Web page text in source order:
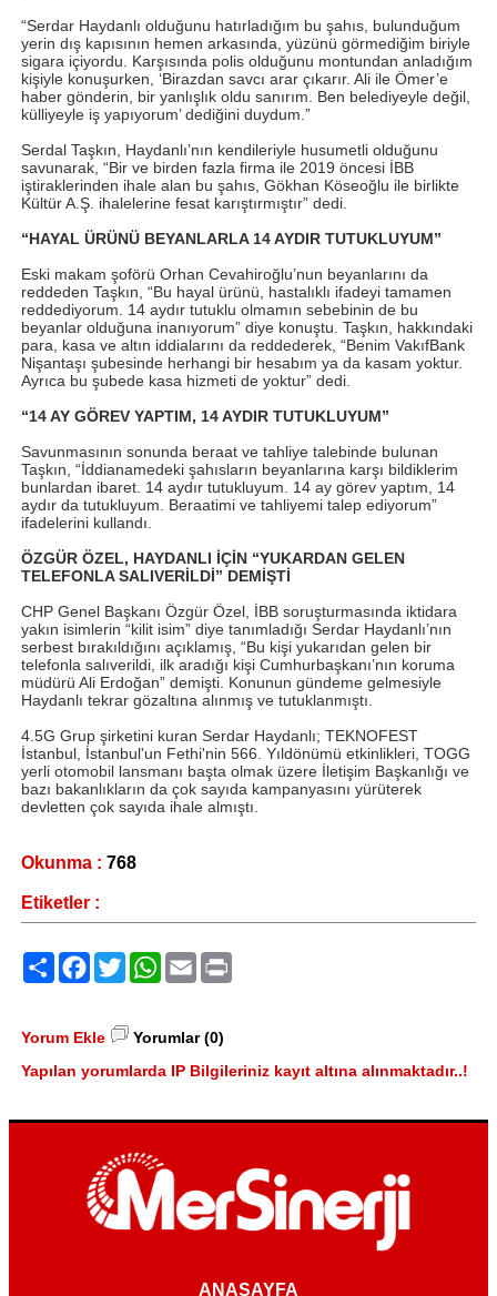
“Serdar Haydanlı olduğunu hatırladığım bu şahıs, bulunduğum
yerin dış kapısının hemen arkasında, yüzünü görmediğim biriyle
sigara içiyordu. Karşısında polis olduğunu montundan anladığım
kişiyle konuşurken, ‘Birazdan savcı arar çıkarır. Ali ile Ömer’e
haber gönderin, bir yanlışlık oldu sanırım. Ben belediyeyle değil,
külliyeyle iş yapıyorum’ dediğini duydum.”
Serdal Taşkın, Haydanlı’nın kendileriyle husumetli olduğunu
savunarak, “Bir ve birden fazla firma ile 2019 öncesi İBB
iştiraklerinden ihale alan bu şahıs, Gökhan Köseoğlu ile birlikte
Kültür A.Ş. ihalelerine fesat karıştırmıştır” dedi.
“HAYAL ÜRÜNÜ BEYANLARLA 14 AYDIR TUTUKLUYUM”
Eski makam şoförü Orhan Cevahiroğlu’nun beyanlarını da
reddeden Taşkın, “Bu hayal ürünü, hastalıklı ifadeyi tamamen
reddediyorum. 14 aydır tutuklu olmamın sebebinin de bu
beyanlar olduğuna inanıyorum” diye konuştu. Taşkın, hakkındaki
para, kasa ve altın iddialarını da reddederek, “Benim VakıfBank
Nişantaşı şubesinde herhangi bir hesabım ya da kasam yoktur.
Ayrıca bu şubede kasa hizmeti de yoktur” dedi.
“14 AY GÖREV YAPTIM, 14 AYDIR TUTUKLUYUM”
Savunmasının sonunda beraat ve tahliye talebinde bulunan
Taşkın, “İddianamedeki şahısların beyanlarına karşı bildiklerim
bunlardan ibaret. 14 aydır tutukluyum. 14 ay görev yaptım, 14
aydır da tutukluyum. Beraatimi ve tahliyemi talep ediyorum”
ifadelerini kullandı.
ÖZGÜR ÖZEL, HAYDANLI İÇİN “YUKARDAN GELEN
TELEFONLA SALIVERİLDİ” DEMİŞTİ
CHP Genel Başkanı Özgür Özel, İBB soruşturmasında iktidara
yakın isimlerin “kilit isim” diye tanımladığı Serdar Haydanlı’nın
serbest bırakıldığını açıklamış, “Bu kişi yukarıdan gelen bir
telefonla salıverildi, ilk aradığı kişi Cumhurbaşkanı’nın koruma
müdürü Ali Erdoğan” demişti. Konunun gündeme gelmesiyle
Haydanlı tekrar gözaltına alınmış ve tutuklanmıştı.
4.5G Grup şirketini kuran Serdar Haydanlı; TEKNOFEST
İstanbul, İstanbul'un Fethi'nin 566. Yıldönümü etkinlikleri, TOGG
yerli otomobil lansmanı başta olmak üzere İletişim Başkanlığı ve
bazı bakanlıkların da çok sayıda kampanyasını yürüterek
devletten çok sayıda ihale almıştı.
Okunma : 768
Etiketler :
PaylaşFacebook
TwitterWhatsApp
Email
Yorum Ekle
Yorumlar (0)
Yapılan yorumlarda IP Bilgileriniz kayıt altına alınmaktadır..!
ANASAYFA